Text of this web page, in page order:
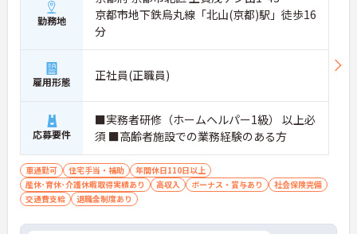
勤務地
京都市地下鉄烏丸線「北山(京都)駅」徒歩16
分
雇用形態 正社員(正職員)
応募要件
■実務者研修（ホームヘルパー1級） 以上必
須 ■高齢者施設での業務経験のある方
車通勤可 住宅手当・補助
年間休日110日以上
産休･育休･介護休暇取得実績あり
高収入 ボーナス・賞与あり
社会保険完備
交通費支給
退職金制度あり